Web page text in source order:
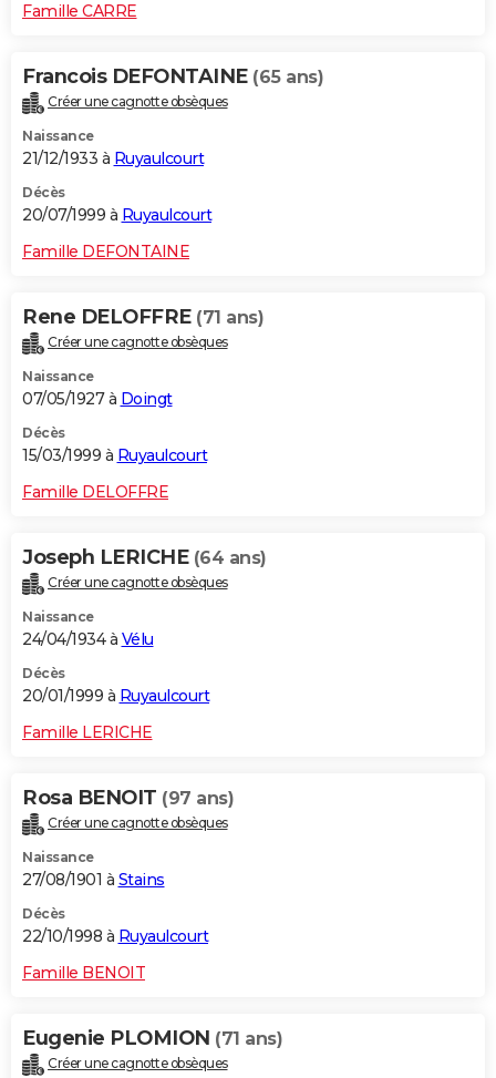
Famille CARRE
Francois DEFONTAINE (65 ans)
Créer une cagnotte obsèques
Naissance
21/12/1933 à Ruyaulcourt
Décès
20/07/1999 à Ruyaulcourt
Famille DEFONTAINE
Rene DELOFFRE (71 ans)
Créer une cagnotte obsèques
Naissance
07/05/1927 à Doingt
Décès
15/03/1999 à Ruyaulcourt
Famille DELOFFRE
Joseph LERICHE (64 ans)
Créer une cagnotte obsèques
Naissance
24/04/1934 à Vélu
Décès
20/01/1999 à Ruyaulcourt
Famille LERICHE
Rosa BENOIT (97 ans)
Créer une cagnotte obsèques
Naissance
27/08/1901 à Stains
Décès
22/10/1998 à Ruyaulcourt
Famille BENOIT
Eugenie PLOMION (71 ans)
Créer une cagnotte obsèques